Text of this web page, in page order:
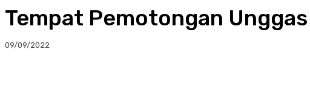
Tempat Pemotongan
09/09/2022